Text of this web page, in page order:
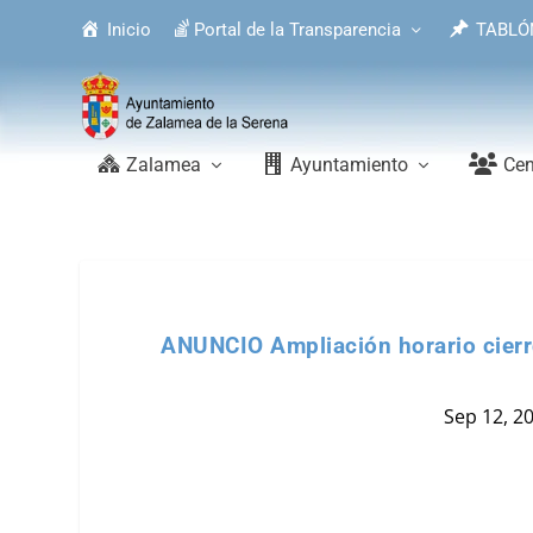
Inicio Portal de la Transparencia
Zalamea Ayuntamiento
ANUNCIO Ampliación horario
Sep 12,